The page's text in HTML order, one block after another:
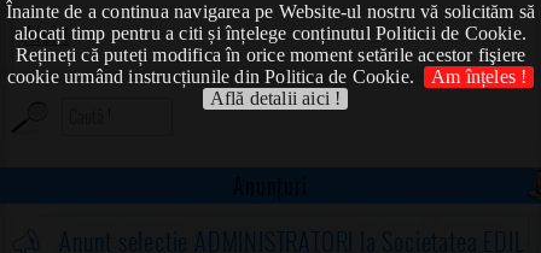
Înainte de a continua navigarea pe Website-ul nostru vă solicităm să
alocați timp pentru a citi și înțelege conținutul Politicii de Cookie.
Rețineți că puteți modifica în orice moment setările acestor fişiere
cookie urmând instrucțiunile din Politica de Cookie.
Am înțeles !
Află detalii aici !
Aici !
Anunțuri
Anunț selecție ADMINISTRATORI la Societatea EDIL